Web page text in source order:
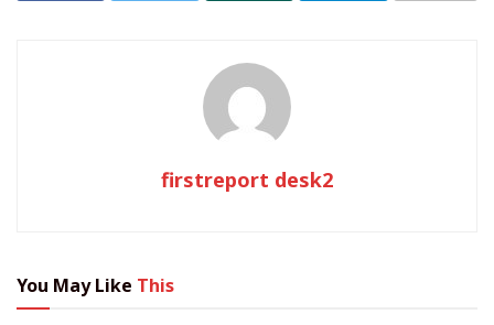
firstreport desk2
You May Like This